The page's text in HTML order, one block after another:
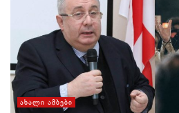
ᲐᲮᲐᲚᲘ ᲐᲛᲑᲔᲑᲘ